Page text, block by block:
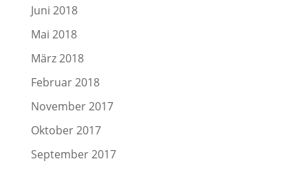
Juni 2018
Mai 2018
März 2018
Februar 2018
November 2017
Oktober 2017
September 2017